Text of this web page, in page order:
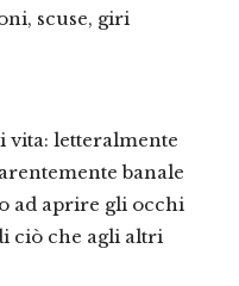
scuse, giri
letteralmente
banale
ad aprire gli occhi
ciò che agli altri